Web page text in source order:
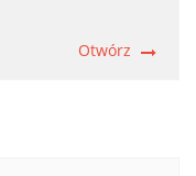
Otwórz